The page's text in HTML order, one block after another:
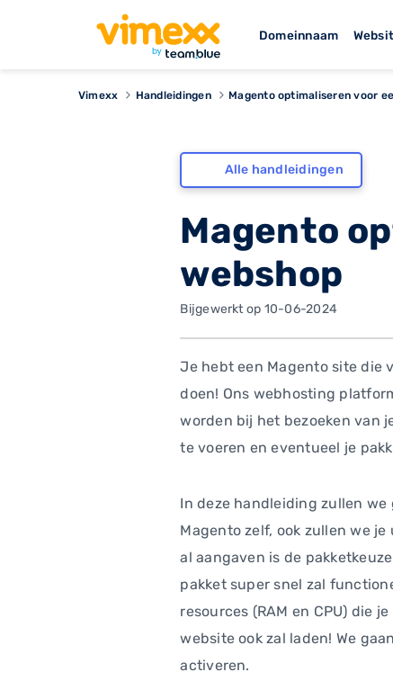
Domeinnaam
Vimexx Handleidingen Magento optimaliseren voor
Alle handleidingen
Magento
webshop
Bijgewerkt op 10-06-2024
Je hebt een Magento site die
doen! Ons webhosting
worden bij het bezoeken van
te voeren en eventueel je
In deze handleiding zullen we
Magento zelf, ook zullen we
al aangaven is de
pakket super snel zal
resources (RAM en CPU) die
website ook zal laden! We
activeren.